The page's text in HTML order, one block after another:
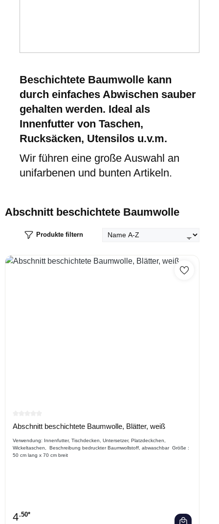
Beschichtete Baumwolle kann
durch einfaches Abwischen sauber
gehalten werden. Ideal als
Innenfutter von Taschen,
Rucksäcken, Utensilos u.v.m.
Wir führen eine große Auswahl an
unifarbenen und bunten Artikeln.
Abschnitt beschichtete Baumwolle
Produkte filtern
Durchschnittliche Bewertung von 0 von 5 Sternen
Abschnitt beschichtete Baumwolle, Blätter, weiß
Verwendung: Innenfutter, Tischdecken, Untersetzer, Platzdeckchen,
Wickeltaschen, Beschreibung bedruckter Baumwollstoff, abwaschbar Größe :
50 cm lang x 70 cm breit
4.50*